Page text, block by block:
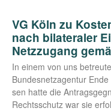
VG Köln zu
nach bilateraler
Netzzugang
In einem von uns
Bun­des­netz­agen­tur
sen hat­te die
Rechts­schutz war sie